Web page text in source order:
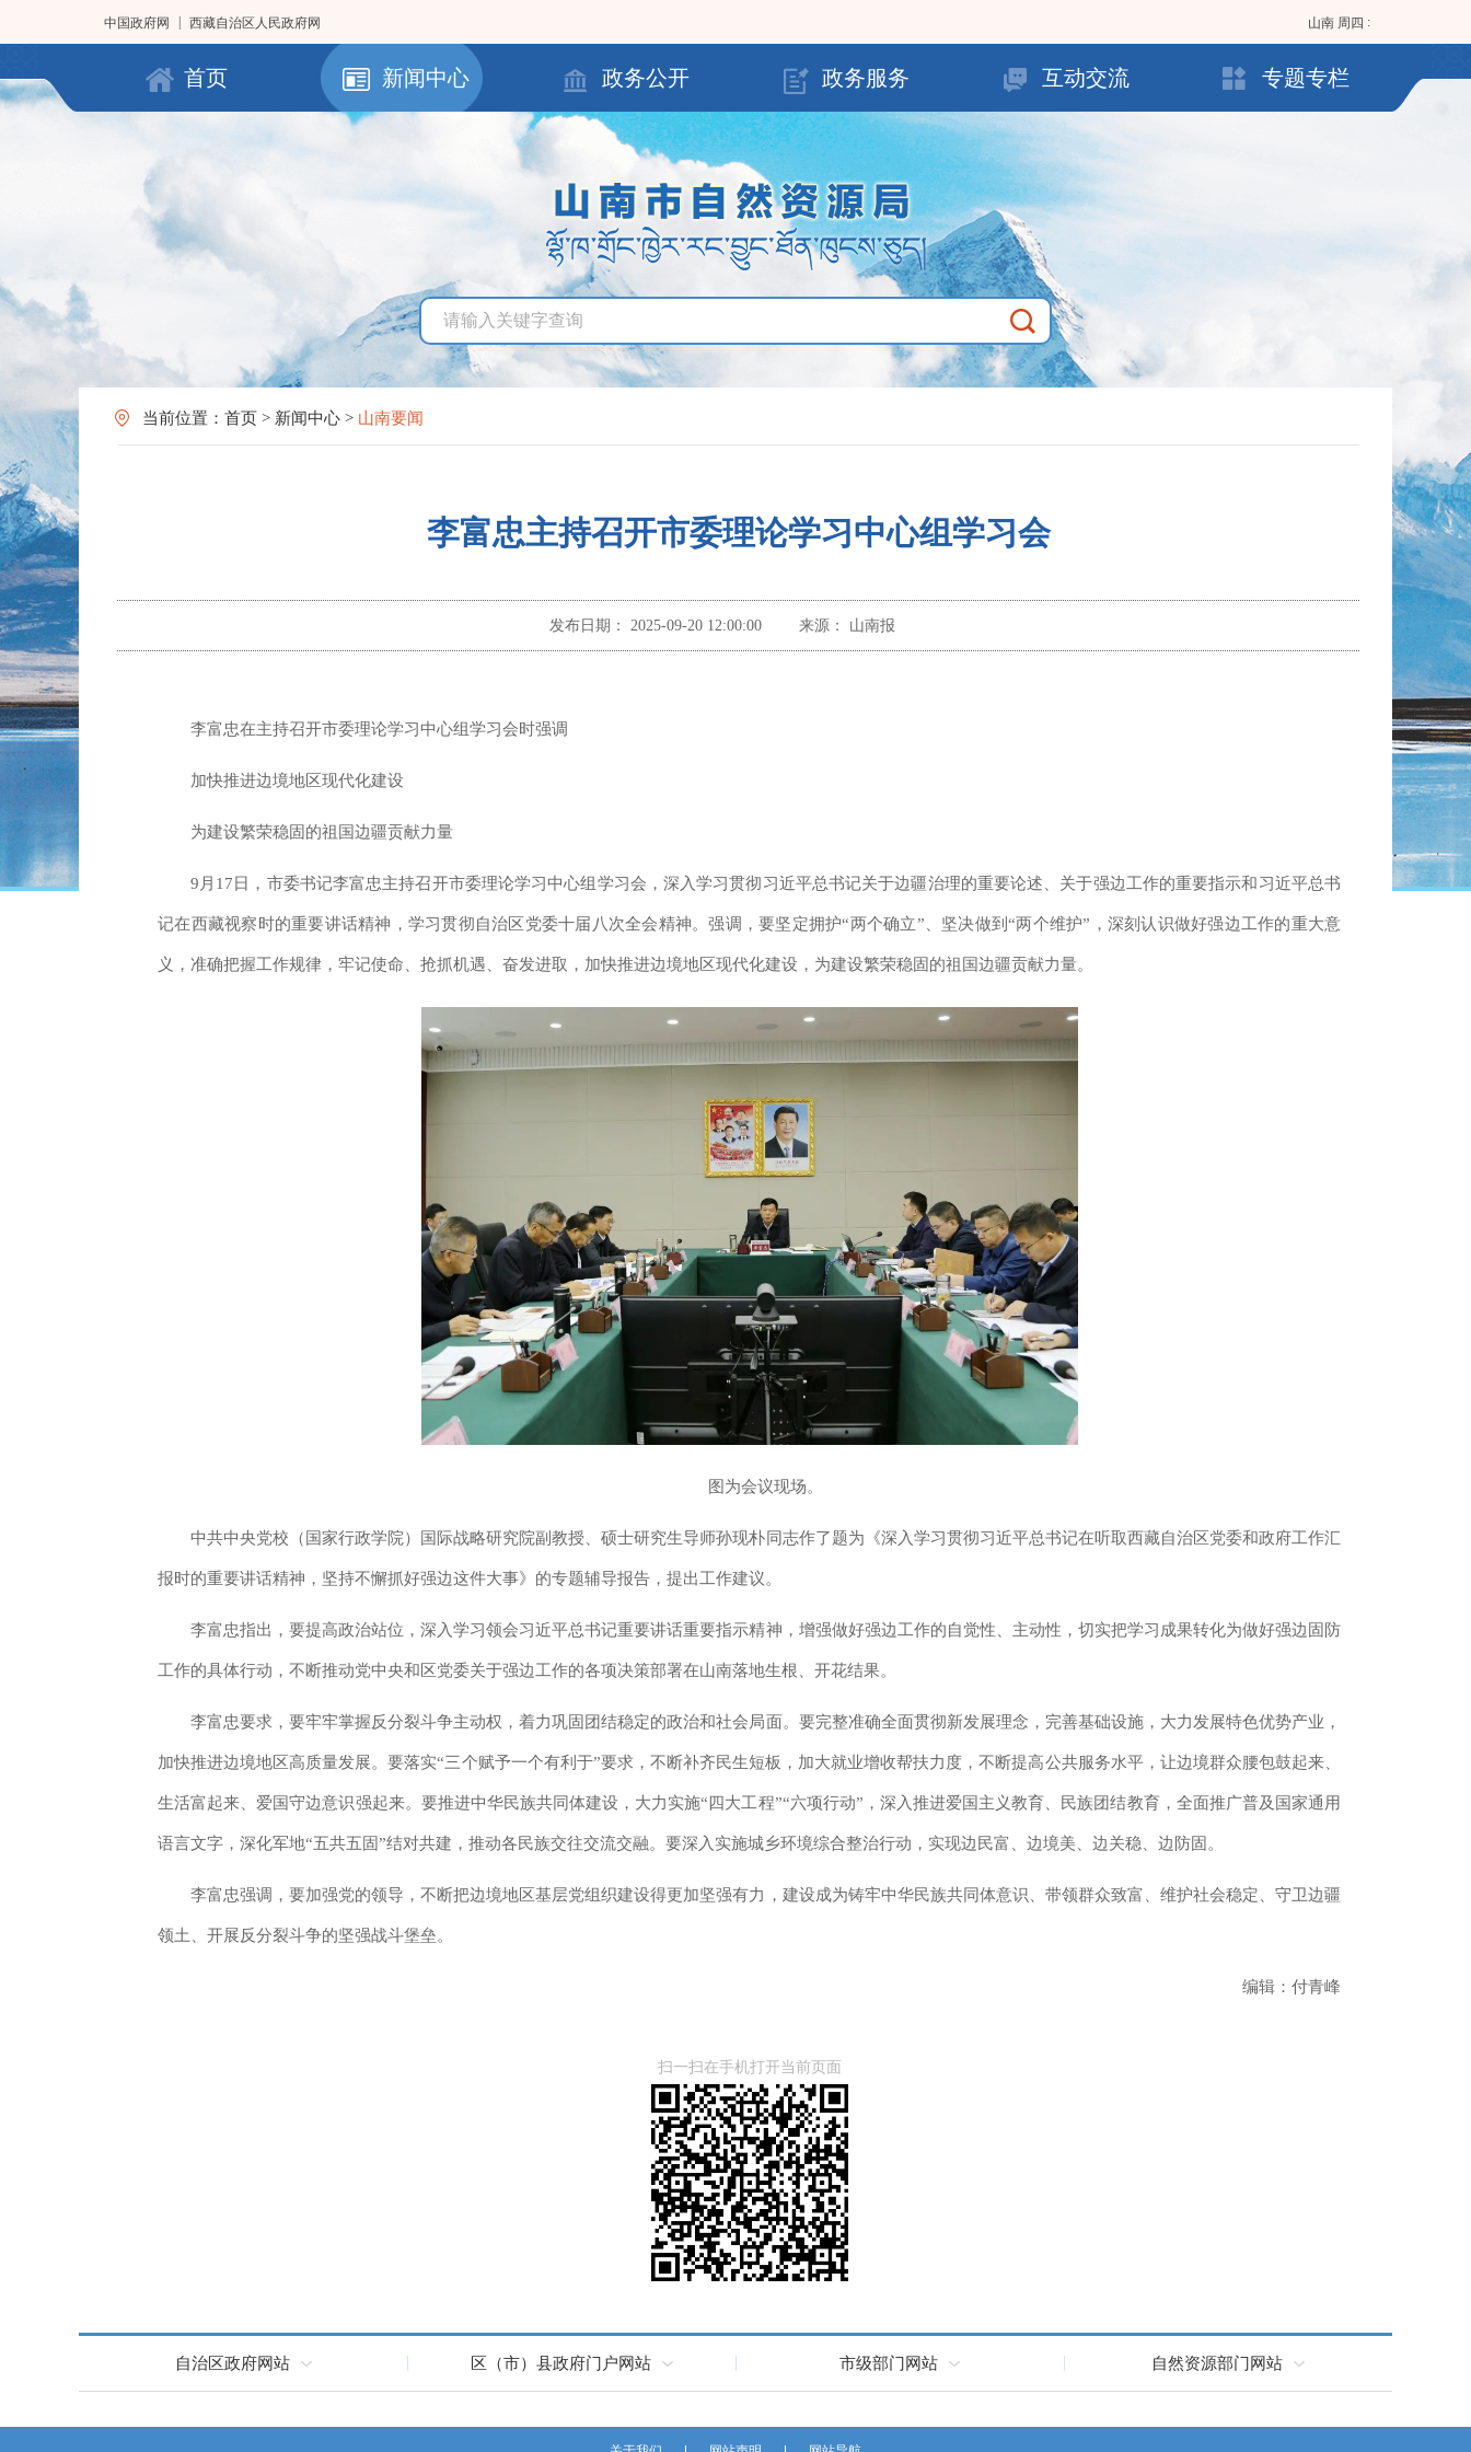
中国政府网 西藏自治区人民政府网 山南 周四 :
首页 新闻中心 政务公开 政务服务 互动交流 专题专栏
当前位置： 首页 > 新闻中心 > 山南要闻
李富忠主持召开市委理论学习中心组学习会
发布日期： 2025-09-20 12:00:00 来源： 山南报
李富忠在主持召开市委理论学习中心组学习会时强调
加快推进边境地区现代化建设
为建设繁荣稳固的祖国边疆贡献力量
9月17日，市委书记李富忠主持召开市委理论学习中心组学习会，深入学习贯彻习近平总书记关于边疆治理的重要论述、关于强边工作的重要指示和习近平总书
记在西藏视察时的重要讲话精神，学习贯彻自治区党委十届八次全会精神。强调，要坚定拥护“两个确立”、坚决做到“两个维护”，深刻认识做好强边工作的重大意
义，准确把握工作规律，牢记使命、抢抓机遇、奋发进取，加快推进边境地区现代化建设，为建设繁荣稳固的祖国边疆贡献力量。
图为会议现场。
中共中央党校（国家行政学院）国际战略研究院副教授、硕士研究生导师孙现朴同志作了题为《深入学习贯彻习近平总书记在听取西藏自治区党委和政府工作汇
报时的重要讲话精神，坚持不懈抓好强边这件大事》的专题辅导报告，提出工作建议。
李富忠指出，要提高政治站位，深入学习领会习近平总书记重要讲话重要指示精神，增强做好强边工作的自觉性、主动性，切实把学习成果转化为做好强边固防
工作的具体行动，不断推动党中央和区党委关于强边工作的各项决策部署在山南落地生根、开花结果。
李富忠要求，要牢牢掌握反分裂斗争主动权，着力巩固团结稳定的政治和社会局面。要完整准确全面贯彻新发展理念，完善基础设施，大力发展特色优势产业，
加快推进边境地区高质量发展。要落实“三个赋予一个有利于”要求，不断补齐民生短板，加大就业增收帮扶力度，不断提高公共服务水平，让边境群众腰包鼓起来、
生活富起来、爱国守边意识强起来。要推进中华民族共同体建设，大力实施“四大工程”“六项行动”，深入推进爱国主义教育、民族团结教育，全面推广普及国家通用
语言文字，深化军地“五共五固”结对共建，推动各民族交往交流交融。要深入实施城乡环境综合整治行动，实现边民富、边境美、边关稳、边防固。
李富忠强调，要加强党的领导，不断把边境地区基层党组织建设得更加坚强有力，建设成为铸牢中华民族共同体意识、带领群众致富、维护社会稳定、守卫边疆
领土、开展反分裂斗争的坚强战斗堡垒。
编辑：付青峰
扫一扫在手机打开当前页面
自治区政府网站 区（市）县政府门户网站 市级部门网站 自然资源部门网站